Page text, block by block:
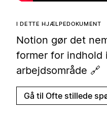
I DETTE HJÆLPEDOKUMENT
Notion gør det
former for indhold
arbejdsområde 🔗
Gå til Ofte stillede